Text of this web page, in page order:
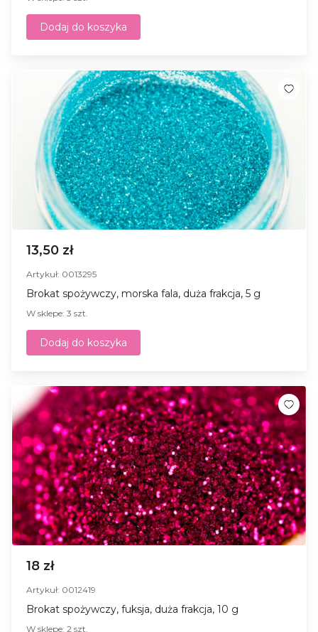
Dodaj do koszyka
13,50 zł
Artykuł: 0013295
Brokat spożywczy, morska fala, duża frakcja, 5 g
W sklepe: 3 szt.
Dodaj do koszyka
18 zł
Artykuł: 0012419
Brokat spożywczy, fuksja, duża frakcja, 10 g
W sklepe: 2 szt.